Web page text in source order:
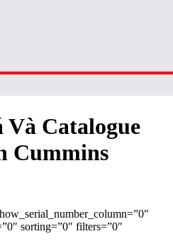
Và Catalogue
Cummins
sorting=”0″ filters=”0″